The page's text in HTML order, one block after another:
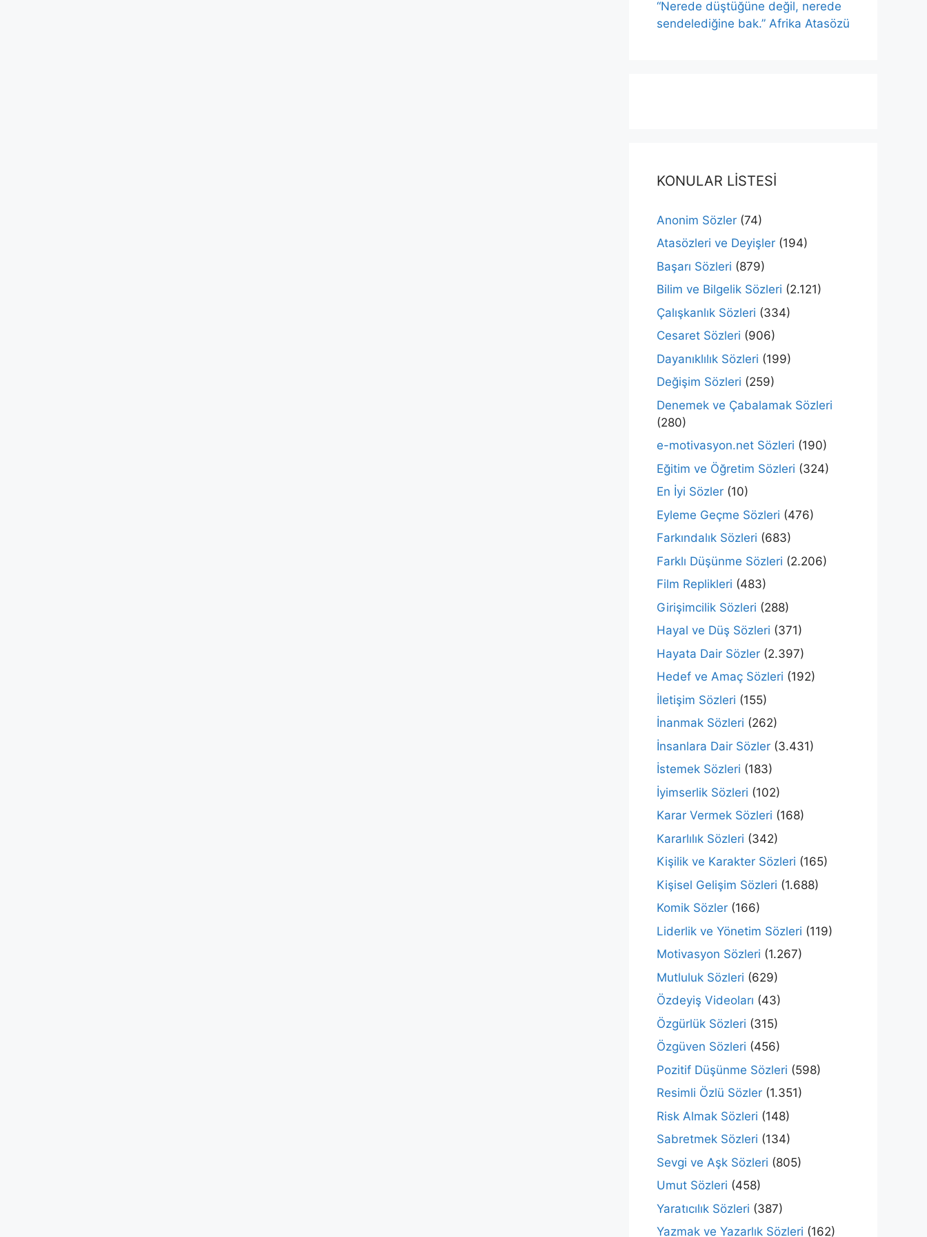
“Nerede düştüğüne değil, nerede
sendelediğine bak.” Afrika Atasözü
KONULAR LİSTESİ
Anonim Sözler (74)
Atasözleri ve Deyişler (194)
Başarı Sözleri (879)
Bilim ve Bilgelik Sözleri (2.121)
Çalışkanlık Sözleri (334)
Cesaret Sözleri (906)
Dayanıklılık Sözleri (199)
Değişim Sözleri (259)
Denemek ve Çabalamak Sözleri
(280)
e-motivasyon.net Sözleri (190)
Eğitim ve Öğretim Sözleri (324)
En İyi Sözler (10)
Eyleme Geçme Sözleri (476)
Farkındalık Sözleri (683)
Farklı Düşünme Sözleri (2.206)
Film Replikleri (483)
Girişimcilik Sözleri (288)
Hayal ve Düş Sözleri (371)
Hayata Dair Sözler (2.397)
Hedef ve Amaç Sözleri (192)
İletişim Sözleri (155)
İnanmak Sözleri (262)
İnsanlara Dair Sözler (3.431)
İstemek Sözleri (183)
İyimserlik Sözleri (102)
Karar Vermek Sözleri (168)
Kararlılık Sözleri (342)
Kişilik ve Karakter Sözleri (165)
Kişisel Gelişim Sözleri (1.688)
Komik Sözler (166)
Liderlik ve Yönetim Sözleri (119)
Motivasyon Sözleri (1.267)
Mutluluk Sözleri (629)
Özdeyiş Videoları (43)
Özgürlük Sözleri (315)
Özgüven Sözleri (456)
Pozitif Düşünme Sözleri (598)
Resimli Özlü Sözler (1.351)
Risk Almak Sözleri (148)
Sabretmek Sözleri (134)
Sevgi ve Aşk Sözleri (805)
Umut Sözleri (458)
Yaratıcılık Sözleri (387)
Yazmak ve Yazarlık Sözleri (162)